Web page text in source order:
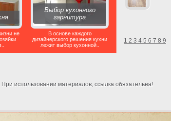
не
Выбор кухонного
гарнитура
В основе каждого
дизайнерского решения кухни
лежит выбор кухонной..
1 2 3 4 5 6 7 8 9
использовании материалов, ссылка обязательна!